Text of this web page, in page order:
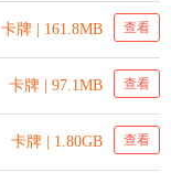
卡牌 | 161.8MB 查看
卡牌 | 97.1MB 查看
卡牌 | 1.80GB 查看